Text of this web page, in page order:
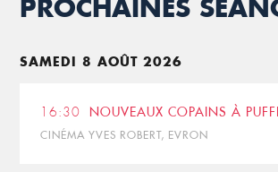
PROCHAINES
SAMEDI 8 AOÛT 2026
16:30 NOUVEAUX COPAINS À
CINÉMA YVES ROBERT, EVRON